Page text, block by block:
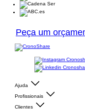
Peça um
Ajuda
Profissionais
Clientes